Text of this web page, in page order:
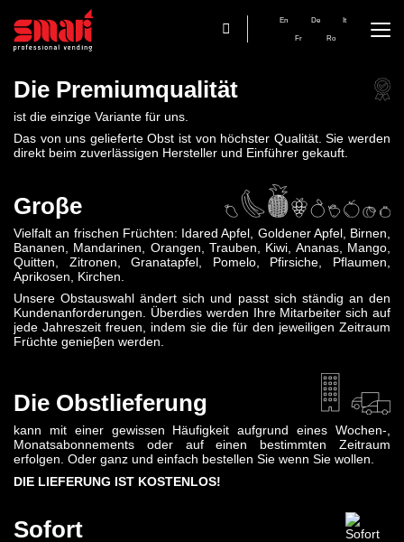
En De It
Fr Ro
Die Premiumqualität
ist die einzige Variante für uns.
Das von uns gelieferte Obst ist von höchster Qualität. Sie werden
direkt beim zuverlässigen Hersteller und Einführer gekauft.
Groβe
Vielfalt an frischen Früchten: Idared Apfel, Goldener Apfel, Birnen,
Bananen, Mandarinen, Orangen, Trauben, Kiwi, Ananas, Mango,
Quitten, Zitronen, Granatapfel, Pomelo, Pfirsiche, Pflaumen,
Aprikosen, Kirchen.
Unsere Obstauswahl ändert sich und passt sich ständig an den
Kundenanforderungen. Überdies werden Ihre Mitarbeiter sich auf
jede Jahreszeit freuen, indem sie die für den jeweiligen Zeitraum
Früchte genieβen werden.
Die Obstlieferung
kann mit einer gewissen Häufigkeit aufgrund eines Wochen-,
Monatsabonnements oder auf einen bestimmten Zeitraum
erfolgen. Oder ganz und einfach bestellen Sie wenn Sie wollen.
DIE LIEFERUNG IST KOSTENLOS!
Sofort